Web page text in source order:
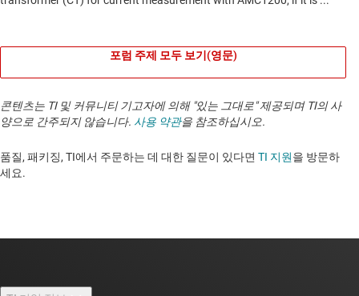
포럼 주제 모두 보기(영문)
콘텐츠는 TI 및 커뮤니티 기고자에 의해 "있는 그대로" 제공되며 TI의 사
양으로 간주되지 않습니다. 사용 약관을 참조하십시오.
품질, 패키징, TI에서 주문하는 데 대한 질문이 있다면 TI 지원을 방문하
세요. ​​​​​​​​​​​​​​